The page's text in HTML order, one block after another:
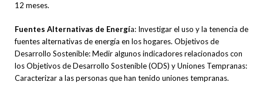
12 meses.
Fuentes Alternativas de Energía: Investigar el uso y la tenencia de
fuentes alternativas de energía en los hogares. Objetivos de
Desarrollo Sostenible: Medir algunos indicadores relacionados con
los Objetivos de Desarrollo Sostenible (ODS) y Uniones Tempranas:
Caracterizar a las personas que han tenido uniones tempranas.